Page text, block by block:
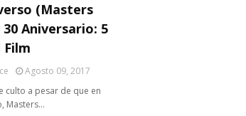
(Masters
Aniversario: 5
Film
Agosto 09, 2017
culto a pesar de que en
Masters…